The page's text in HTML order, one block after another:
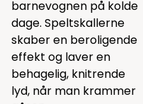
barnevognen på kolde
dage. Speltskallerne
skaber en beroligende
effekt og laver en
behagelig, knitrende
lyd, når man krammer